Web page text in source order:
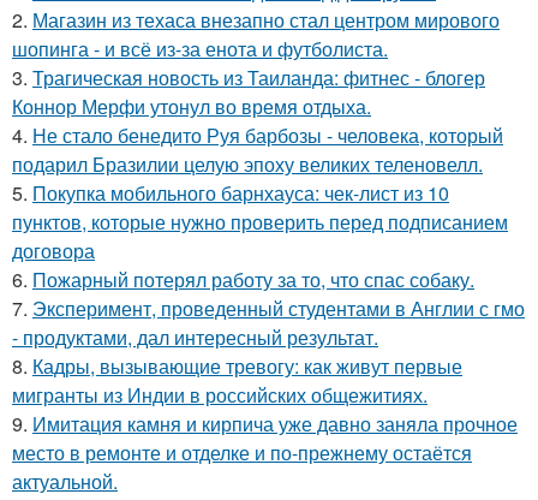
2. Магазин из техаса внезапно стал центром мирового
шопинга - и всё из-за енота и футболиста.
3. Трагическая новость из Таиланда: фитнес - блогер
Коннор Мерфи утонул во время отдыха.
4. Не стало бенедито Руя барбозы - человека, который
подарил Бразилии целую эпоху великих теленовелл.
5. Покупка мобильного барнхауса: чек-лист из 10
пунктов, которые нужно проверить перед подписанием
договора
6. Пожарный потерял работу за то, что спас собаку.
7. Эксперимент, проведенный студентами в Англии с гмо
- продуктами, дал интересный результат.
8. Кадры, вызывающие тревогу: как живут первые
мигранты из Индии в российских общежитиях.
9. Имитация камня и кирпича уже давно заняла прочное
место в ремонте и отделке и по-прежнему остаётся
актуальной.